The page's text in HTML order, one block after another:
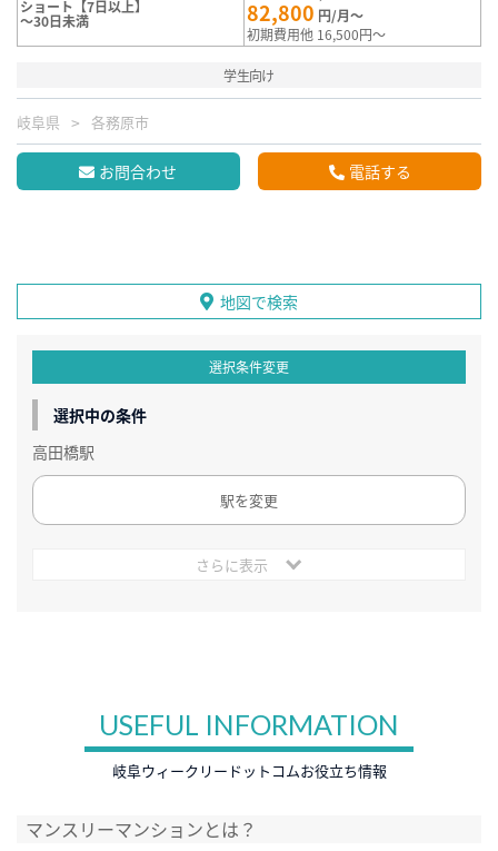
ショート【7日以上】
～30日未満 82,800 円/月～
初期費用他 16,500円～
学生向け
岐阜県 各務原市
お問合わせ 電話する
地図で検索
選択条件変更
選択中の条件
高田橋駅
駅を変更
さらに表示
USEFUL INFORMATION
岐阜ウィークリードットコムお役立ち情報
マンスリーマンションとは？